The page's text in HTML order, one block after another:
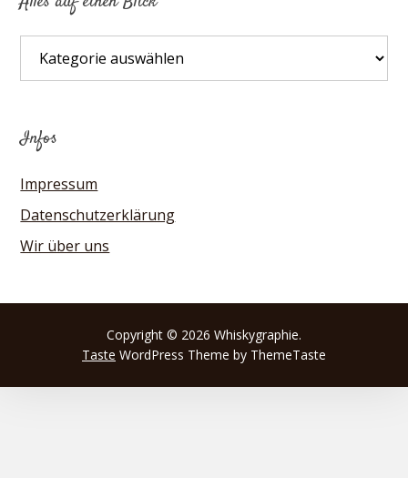
auf
Infos
Impressum
Datenschutzerklärung
Wir über uns
Copyright © 2026 Whiskygraphie.
Taste WordPress Theme by ThemeTaste